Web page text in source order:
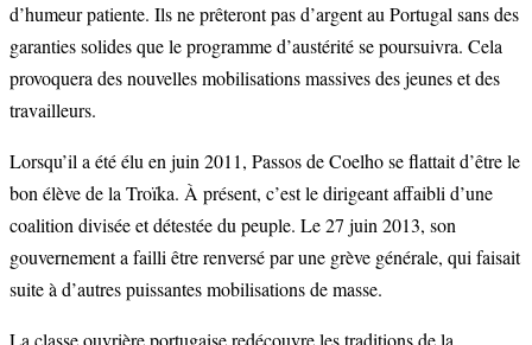
d’humeur patiente. Ils ne prêteront pas d’argent au Portugal sans des
garanties solides que le programme d’austérité se poursuivra. Cela
provoquera des nouvelles mobilisations massives des jeunes et des
travailleurs.
Lorsqu’il a été élu en juin 2011, Passos de Coelho se flattait d’être le
bon élève de la Troïka. À présent, c’est le dirigeant affaibli d’une
coalition divisée et détestée du peuple. Le 27 juin 2013, son
gouvernement a failli être renversé par une grève générale, qui faisait
suite à d’autres puissantes mobilisations de masse.